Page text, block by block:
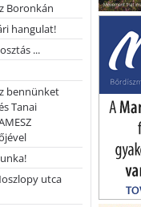
Boronkán
hangulat!
...
bennünket
Tanai
utca